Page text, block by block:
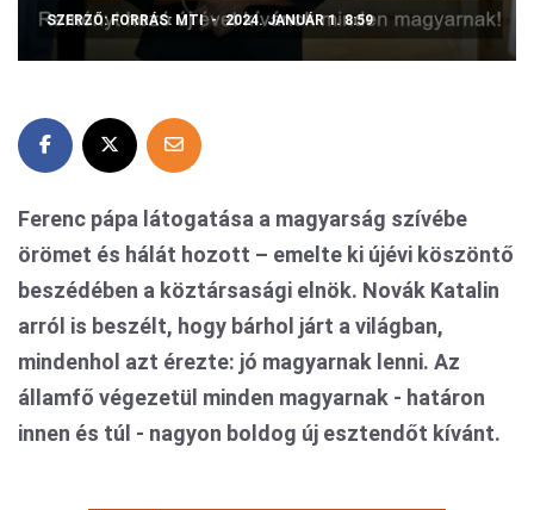
SZERZŐ:FORRÁS: MTI 2024. JANUÁR 1. 8:59
Ferenc pápa látogatása a magyarság szívébe
örömet és hálát hozott – emelte ki újévi köszöntő
beszédében a köztársasági elnök. Novák Katalin
arról is beszélt, hogy bárhol járt a világban,
mindenhol azt érezte: jó magyarnak lenni. Az
államfő végezetül minden magyarnak - határon
innen és túl - nagyon boldog új esztendőt kívánt.